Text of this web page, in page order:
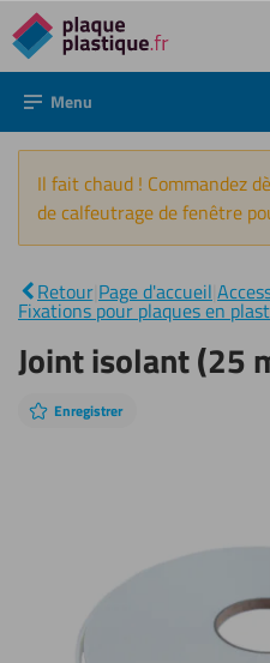
Directement
au
contenu
Menu
Il fait chaud ! Commandez
de calfeutrage de fenêtre
Retour Page d'accueil
Fixations pour plaques en
|isolant
(25
mètres)
Joint isolant (25
Enregistrer